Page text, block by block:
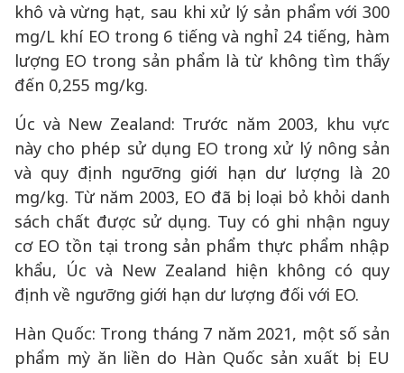
khô và vừng hạt, sau khi xử lý sản phẩm với 300
mg/L khí EO trong 6 tiếng và nghỉ 24 tiếng, hàm
lượng EO trong sản phẩm là từ không tìm thấy
đến 0,255 mg/kg.
Úc và New Zealand: Trước năm 2003, khu vực
này cho phép sử dụng EO trong xử lý nông sản
và quy định ngưỡng giới hạn dư lượng là 20
mg/kg. Từ năm 2003, EO đã bị loại bỏ khỏi danh
sách chất được sử dụng. Tuy có ghi nhận nguy
cơ EO tồn tại trong sản phẩm thực phẩm nhập
khẩu, Úc và New Zealand hiện không có quy
định về ngưỡng giới hạn dư lượng đối với EO.
Hàn Quốc: Trong tháng 7 năm 2021, một số sản
phẩm mỳ ăn liền do Hàn Quốc sản xuất bị EU